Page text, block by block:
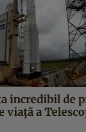
incredibil de
viață a